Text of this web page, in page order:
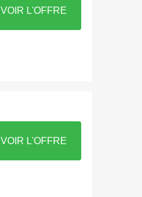
VOIR L'OFFRE
VOIR L'OFFRE